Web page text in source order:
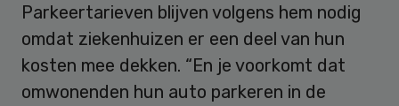
Parkeertarieven blijven volgens hem nodig
omdat ziekenhuizen er een deel van hun
kosten mee dekken. “En je voorkomt dat
omwonenden hun auto parkeren in de